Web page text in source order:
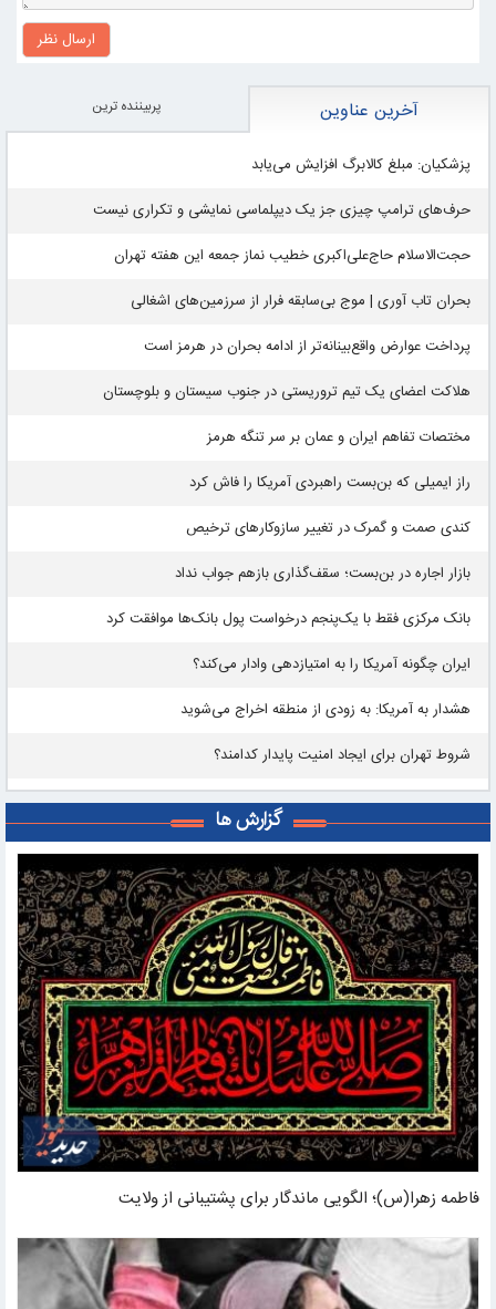
ارسال نظر
آخرین عناوین پربيننده ترين
پزشکیان: مبلغ کالابرگ افزایش می‌یابد
حرف‌های ترامپ چیزی جز یک دیپلماسی نمایشی و تکراری نیست
حجت‌الاسلام حاج‌علی‌اکبری خطیب نماز جمعه این هفته تهران
بحران تاب آوری | موج بی‌سابقه فرار از سرزمین‌های اشغالی
پرداخت عوارض واقع‌بینانه‌تر از ادامه بحران در هرمز است
هلاکت اعضای یک تیم تروریستی در جنوب سیستان و بلوچستان
مختصات تفاهم ایران و عمان بر سر تنگه هرمز
راز ایمیلی که بن‌بست راهبردی آمریکا را فاش کرد
کندی صمت و گمرک در تغییر سازوکارهای ترخیص
بازار اجاره در بن‌بست؛ سقف‌گذاری بازهم جواب نداد
بانک مرکزی فقط با یک‌‎پنجم درخواست پول بانک‌ها موافقت کرد
ایران چگونه آمریکا را به امتیازدهی وادار می‌کند؟
هشدار به آمریکا: به زودی از منطقه اخراج می‌شوید
شروط تهران برای ایجاد امنیت پایدار کدامند؟
گزارش ها
فاطمه زهرا(س)؛ الگویی ماندگار برای پشتیبانی از ولایت